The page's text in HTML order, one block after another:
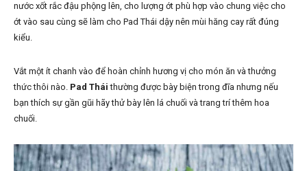
nước xốt rắc đậu phộng lên, cho lượng ớt phù hợp vào chung việc cho
ớt vào sau cùng sẽ làm cho Pad Thái dậy nên mùi hăng cay rất đúng
kiểu.
Vắt một ít chanh vào để hoàn chỉnh hương vị cho món ăn và thưởng
thức thôi nào. Pad Thái thường được bày biện trong đĩa nhưng nếu
bạn thích sự gần gũi hãy thử bày lên lá chuối và trang trí thêm hoa
chuối.